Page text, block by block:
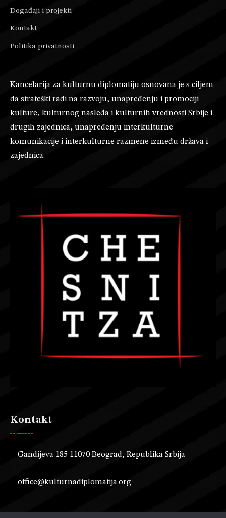
Događaji i projekti
Kontakt
Politika privatnosti
Kancelarija za kulturnu diplomatiju osnovana je s ciljem
da strateški radi na razvoju, unapređenju i promociji
kulture, kulturnog nasleđa i kulturnih vrednosti Srbije i
drugih zajednica, unapređenju interkulturne
komunikacije i interkulturne razmene između država i
zajednica.
Kontakt
Gandijeva 185 11070 Beograd, Republika Srbija
office@kulturnadiplomatija.org